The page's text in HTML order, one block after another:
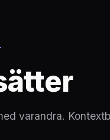
varandra.